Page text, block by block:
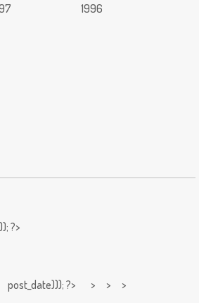
1996
?>
post_date))); ?> > > >